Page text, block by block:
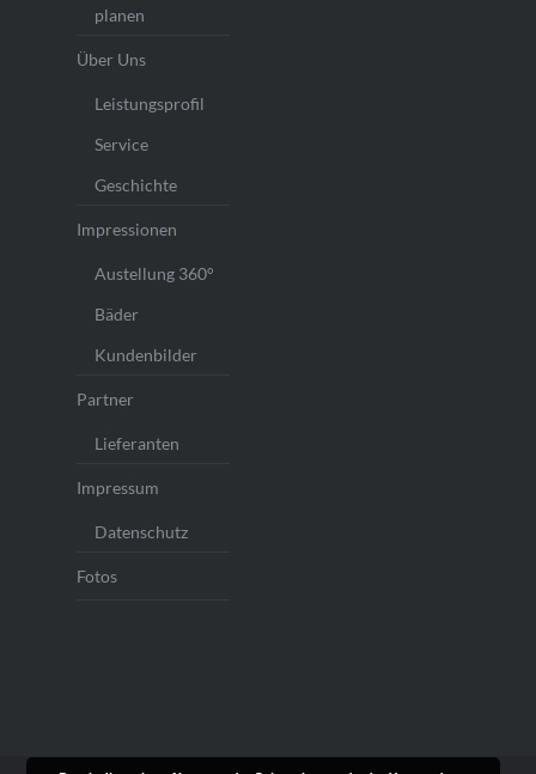
planen
Über Uns
Leistungsprofil
Service
Geschichte
Impressionen
Austellung 360°
Bäder
Kundenbilder
Partner
Lieferanten
Impressum
Datenschutz
Fotos